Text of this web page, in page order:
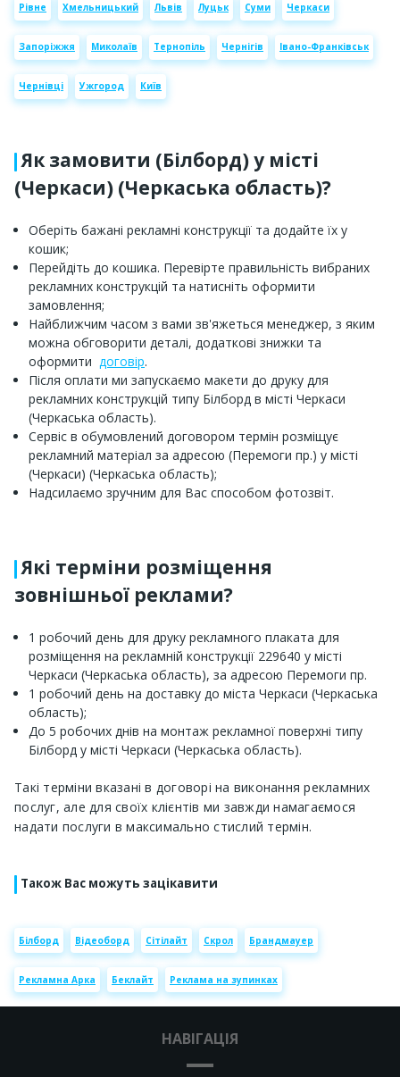
Рівне Хмельницький Львів Луцьк Суми Черкаси
Запоріжжя Миколаїв Тернопіль Чернігів Івано-Франківськ
Чернівці Ужгород Київ
Як замовити (Білборд) у місті
(Черкаси) (Черкаська область)?
Оберіть бажані рекламні конструкції та додайте їх у
кошик;
Перейдіть до кошика. Перевірте правильність вибраних
рекламних конструкцій та натисніть оформити
замовлення;
Найближчим часом з вами зв'яжеться менеджер, з яким
можна обговорити деталі, додаткові знижки та
оформити договір.
Після оплати ми запускаємо макети до друку для
рекламних конструкцій типу Білборд в місті Черкаси
(Черкаська область).
Сервіс в обумовлений договором термін розміщує
рекламний матеріал за адресою (Перемоги пр.) у місті
(Черкаси) (Черкаська область);
Надсилаємо зручним для Вас способом фотозвіт.
Які терміни розміщення
зовнішньої реклами?
1 робочий день для друку рекламного плаката для
розміщення на рекламній конструкції 229640 у місті
Черкаси (Черкаська область), за адресою Перемоги пр.
1 робочий день на доставку до міста Черкаси (Черкаська
область);
До 5 робочих днів на монтаж рекламної поверхні типу
Білборд у місті Черкаси (Черкаська область).
Такі терміни вказані в договорі на виконання рекламних
послуг, але для своїх клієнтів ми завжди намагаємося
надати послуги в максимально стислий термін.
Також Вас можуть зацікавити
Білборд Відеоборд Сітілайт Скрол Брандмауер
Рекламна Арка Беклайт Реклама на зупинках
НАВІГАЦІЯ